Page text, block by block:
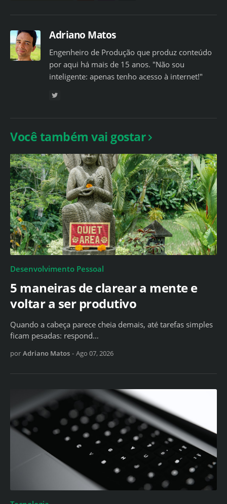
Adriano Matos
Engenheiro de Produção que produz conteúdo
por aqui há mais de 15 anos. "Não sou
inteligente: apenas tenho acesso à internet!"
Você também vai gostar
Desenvolvimento Pessoal
5 maneiras de clarear a mente e
voltar a ser produtivo
Quando a cabeça parece cheia demais, até tarefas simples
ficam pesadas: respond…
por Adriano Matos - Ago 07, 2026